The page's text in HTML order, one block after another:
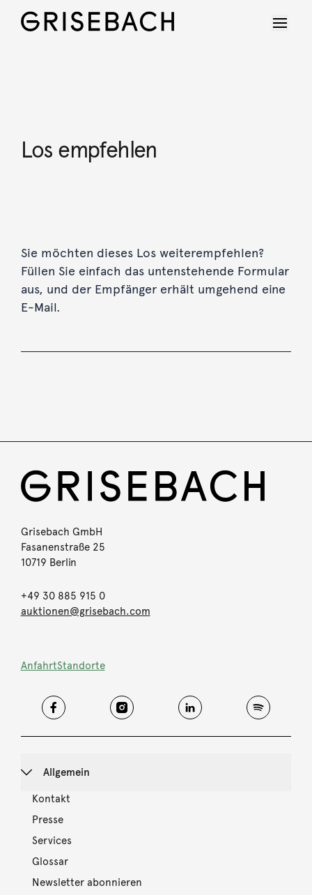
Los empfehlen
Sie möchten dieses Los weiterempfehlen?
Füllen Sie einfach das untenstehende Formular
aus, und der Empfänger erhält umgehend eine
E-Mail.
Grisebach GmbH
Fasanenstraße 25
10719 Berlin
+49 30 885 915 0
auktionen@grisebach.com
AnfahrtStandorte
Allgemein
Kontakt
Presse
Services
Glossar
Newsletter abonnieren